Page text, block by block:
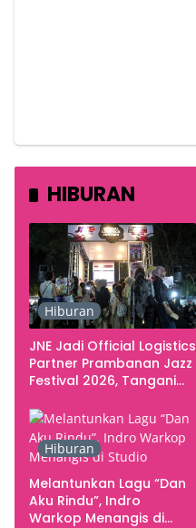
HIBURAN
Hiburan
JNE Jadi Official Logistics
Partner Prambanan Jazz
Festival 2026, Tangani
Kebutuhan Konser
Hiburan
Melantunkan Lagu “Dan
Aku Rindu”, Indro
Warkop Menangis di